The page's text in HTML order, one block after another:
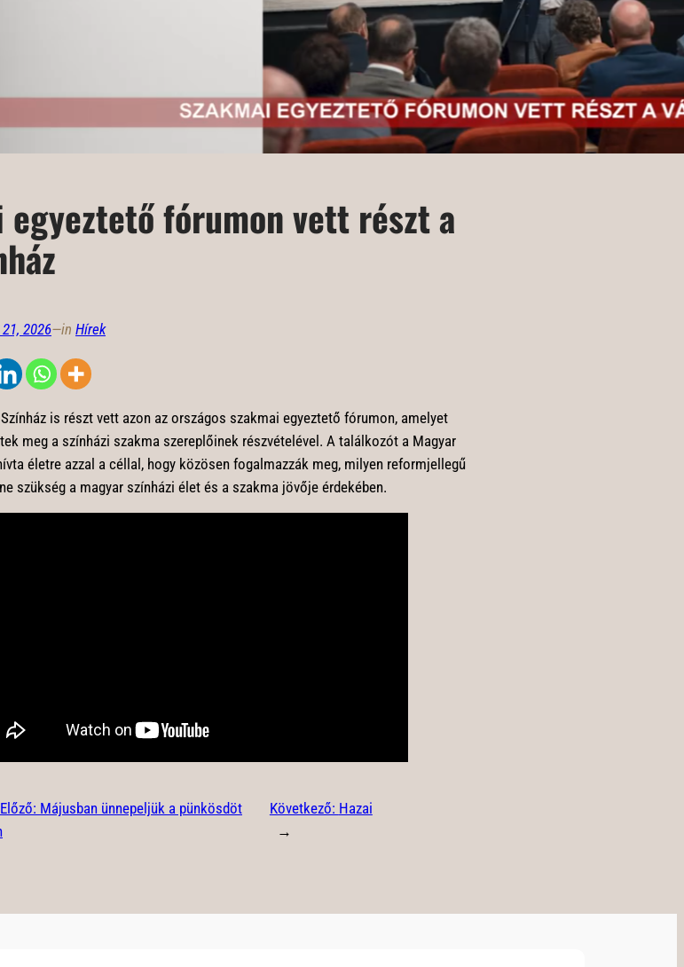
egyeztető fórumon vett részt a
2026—in Hírek
is részt vett azon az országos szakmai egyeztető fórumon, amelyet
meg a színházi szakma szereplőinek részvételével. A találkozót a Magyar
életre azzal a céllal, hogy közösen fogalmazzák meg, milyen reformjellegű
szükség a magyar színházi élet és a szakma jövője érdekében.
Előző: Májusban ünnepeljük a pünkösdöt
Következő: Hazai
→